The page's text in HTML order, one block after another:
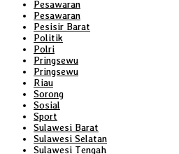
Pesawaran
Pesawaran
Pesisir Barat
Politik
Polri
Pringsewu
Pringsewu
Riau
Sorong
Sosial
Sport
Sulawesi Barat
Sulawesi Selatan
Sulawesi Tengah